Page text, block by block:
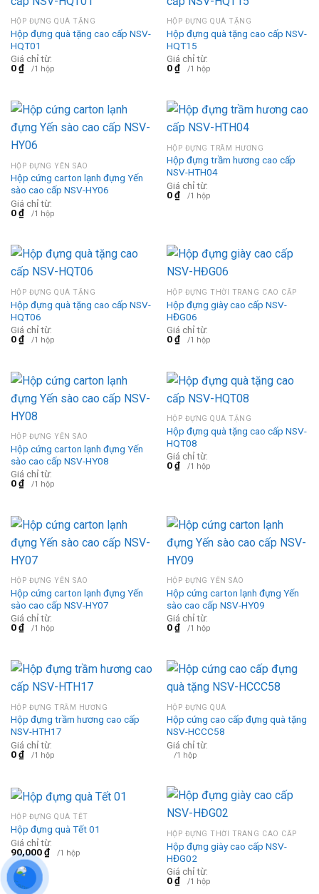
HỘP ĐỰNG QUÀ TẶNG
Hộp đựng quà tặng cao cấp NSV-
HQT01
Giá chỉ từ:
0₫ /1 hộp
HỘP ĐỰNG QUÀ TẶNG
Hộp đựng quà tặng cao cấp NSV-
HQT15
Giá chỉ từ:
0₫ /1 hộp
HỘP ĐỰNG YẾN SÀO
Hộp cứng carton lạnh đựng Yến
sào cao cấp NSV-HY06
Giá chỉ từ:
0₫ /1 hộp
HỘP ĐỰNG TRẦM HƯƠNG
Hộp đựng trầm hương cao cấp
NSV-HTH04
Giá chỉ từ:
0₫ /1 hộp
HỘP ĐỰNG QUÀ TẶNG
Hộp đựng quà tặng cao cấp NSV-
HQT06
Giá chỉ từ:
0₫ /1 hộp
HỘP ĐỰNG THỜI TRANG CAO CẤP
Hộp đựng giày cao cấp NSV-
HĐG06
Giá chỉ từ:
0₫ /1 hộp
HỘP ĐỰNG YẾN SÀO
Hộp cứng carton lạnh đựng Yến
sào cao cấp NSV-HY08
Giá chỉ từ:
0₫ /1 hộp
HỘP ĐỰNG QUÀ TẶNG
Hộp đựng quà tặng cao cấp NSV-
HQT08
Giá chỉ từ:
0₫ /1 hộp
HỘP ĐỰNG YẾN SÀO
Hộp cứng carton lạnh đựng Yến
sào cao cấp NSV-HY07
Giá chỉ từ:
0₫ /1 hộp
HỘP ĐỰNG YẾN SÀO
Hộp cứng carton lạnh đựng Yến
sào cao cấp NSV-HY09
Giá chỉ từ:
0₫ /1 hộp
HỘP ĐỰNG TRẦM HƯƠNG
Hộp đựng trầm hương cao cấp
NSV-HTH17
Giá chỉ từ:
0₫ /1 hộp
HỘP ĐỰNG QUÀ
Hộp cứng cao cấp đựng quà tặng
NSV-HCCC58
Giá chỉ từ:
/1 hộp
HỘP ĐỰNG QUÀ TẾT
Hộp đựng quà Tết 01
Giá chỉ từ:
90,000₫ /1 hộp
HỘP ĐỰNG THỜI TRANG CAO CẤP
Hộp đựng giày cao cấp NSV-
HĐG02
Giá chỉ từ:
0₫ /1 hộp